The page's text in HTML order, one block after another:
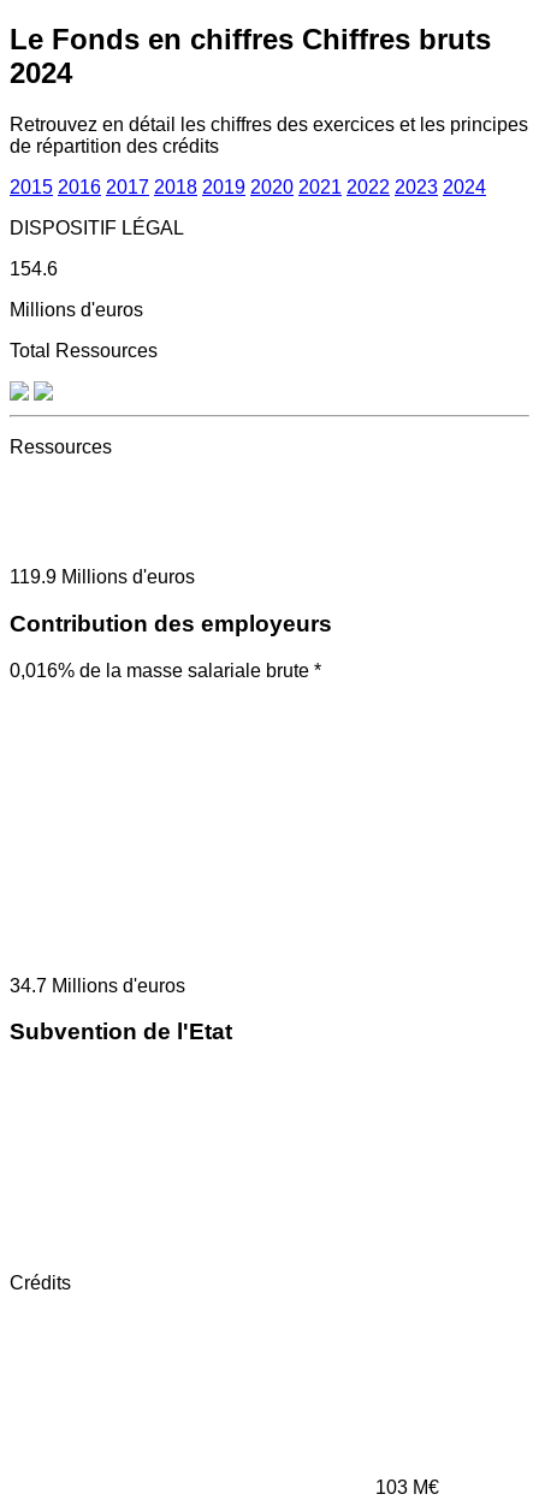
Le Fonds en chiffres Chiffres bruts
2024
Retrouvez en détail les chiffres des exercices et les principes
de répartition des crédits
2015 2016 2017 2018 2019 2020 2021 2022 2023 2024
DISPOSITIF LÉGAL
154.6
Millions d'euros
Total Ressources
Ressources
119.9 Millions d'euros
Contribution des employeurs
0,016% de la masse salariale brute *
34.7 Millions d'euros
Subvention de l'Etat
Crédits
103 M€